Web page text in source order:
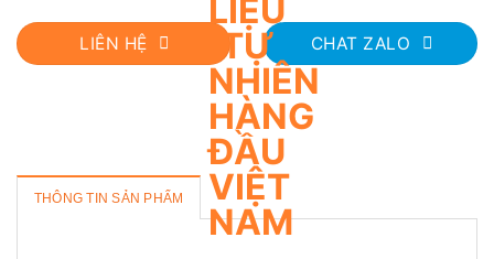
LIÊN HỆ CHAT ZALO
THÔNG TIN SẢN PHẨM